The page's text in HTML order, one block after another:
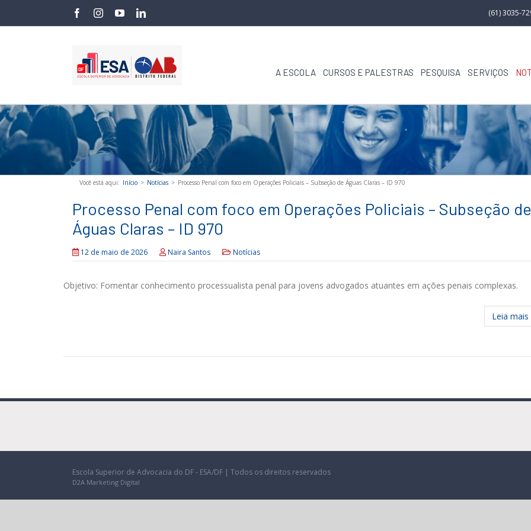
content
facebookinstagram
youtubelinkedin (61) 3035-
A ESCOLA CURSOS E PALESTRAS PESQUISA SERVIÇOS
Você está aqui: Início > Notícias > Processo Penal com foco em Operações Policiais – Subseção de Águas Claras – ID 970
Processo Penal com foco em Operações Policiais – Subseção de
Águas Claras – ID 970
12 de maio de 2026 Naira Santos Notícias
Objetivo: Fomentar conhecimento processualista penal para jovens advogados atuantes em ações penais complexas.
Leia mais
Escola Superior de Advocacia do DF - ESA/DF | Todos os direitos reservados
D2A Marketing Digital